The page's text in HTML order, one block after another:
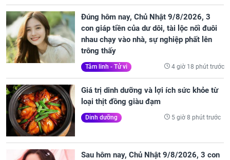
Đúng hôm nay, Chủ Nhật 9/8/2026, 3
con giáp tiền của dư dôi, tài lộc nối đuôi
nhau chạy vào nhà, sự nghiệp phất lên
trông thấy
Tâm linh - Tử vi 4 giờ 18 phút trước
Giá trị dinh dưỡng và lợi ích sức khỏe từ
loại thịt đồng giàu đạm
Dinh dưỡng 5 giờ 8 phút trước
Sau hôm nay, Chủ Nhật 9/8/2026, 3 con